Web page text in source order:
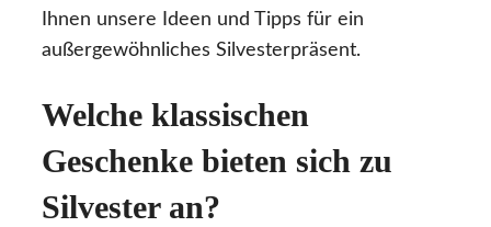
Ihnen unsere Ideen und Tipps für ein
außergewöhnliches Silvesterpräsent.
Welche klassischen
Geschenke bieten sich zu
Silvester an?